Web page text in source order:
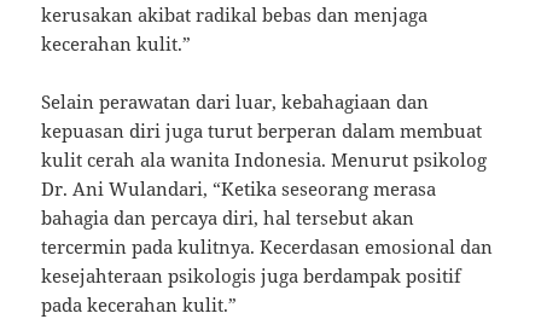
kerusakan akibat radikal bebas dan menjaga
kecerahan kulit.”
Selain perawatan dari luar, kebahagiaan dan
kepuasan diri juga turut berperan dalam membuat
kulit cerah ala wanita Indonesia. Menurut psikolog
Dr. Ani Wulandari, “Ketika seseorang merasa
bahagia dan percaya diri, hal tersebut akan
tercermin pada kulitnya. Kecerdasan emosional dan
kesejahteraan psikologis juga berdampak positif
pada kecerahan kulit.”